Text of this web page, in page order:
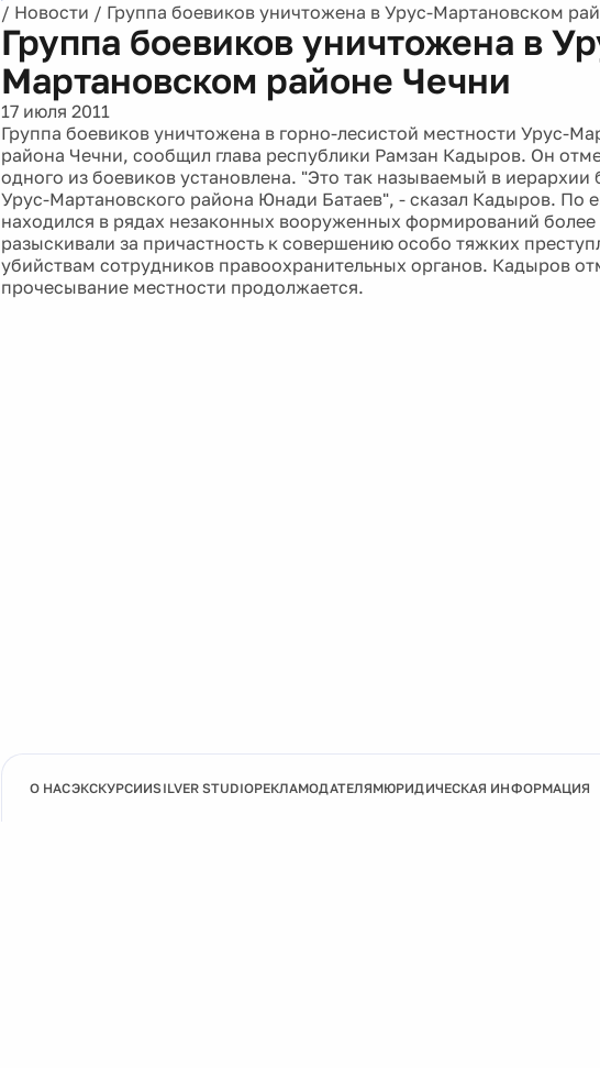
/ Новости / Группа боевиков уничтожена в Урус-Мартановском
Группа боевиков уничтожена в
Мартановском районе Чечни
17 июля 2011
Группа боевиков уничтожена в горно-лесистой местности Урус-
района Чечни, сообщил глава республики Рамзан Кадыров. Он
одного из боевиков установлена. "Это так называемый в иерархии
Урус-Мартановского района Юнади Батаев", - сказал Кадыров. По
находился в рядах незаконных вооруженных формирований более
разыскивали за причастность к совершению особо тяжких
убийствам сотрудников правоохранительных органов. Кадыров
прочесывание местности продолжается.
О НАСЭКСКУРСИИSILVER STUDIOРЕКЛАМОДАТЕЛЯМЮРИДИЧЕСКАЯ ИНФОРМАЦИЯ